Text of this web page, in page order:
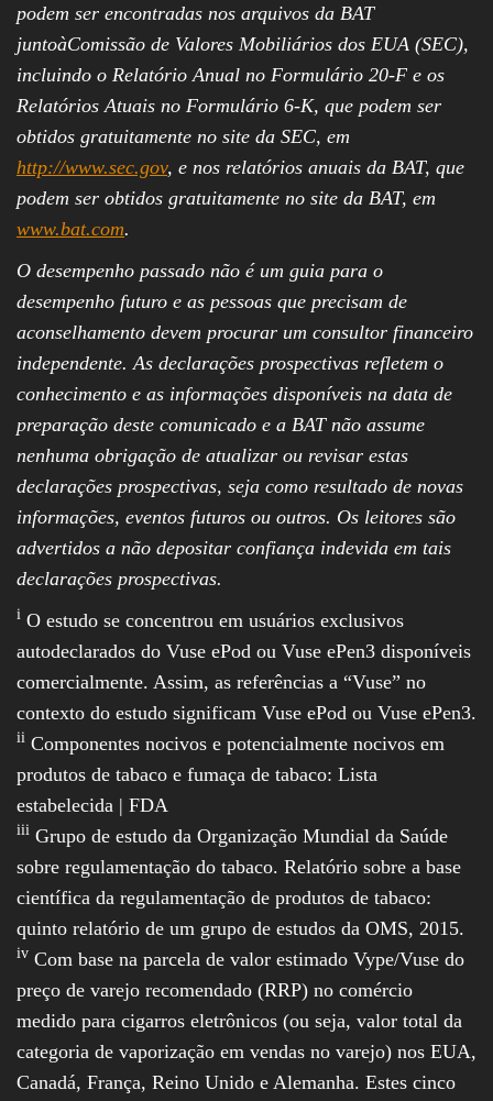
podem ser encontradas nos arquivos da BAT
juntoàComissão de Valores Mobiliários dos EUA (SEC),
incluindo o Relatório Anual no Formulário 20-F e os
Relatórios Atuais no Formulário 6-K, que podem ser
obtidos gratuitamente no site da SEC, em
http://www.sec.gov, e nos relatórios anuais da BAT, que
podem ser obtidos gratuitamente no site da BAT, em
www.bat.com.
O desempenho passado não é um guia para o
desempenho futuro e as pessoas que precisam de
aconselhamento devem procurar um consultor financeiro
independente. As declarações prospectivas refletem o
conhecimento e as informações disponíveis na data de
preparação deste comunicado e a BAT não assume
nenhuma obrigação de atualizar ou revisar estas
declarações prospectivas, seja como resultado de novas
informações, eventos futuros ou outros. Os leitores são
advertidos a não depositar confiança indevida em tais
declarações prospectivas.
i O estudo se concentrou em usuários exclusivos
autodeclarados do Vuse ePod ou Vuse ePen3 disponíveis
comercialmente. Assim, as referências a “Vuse” no
contexto do estudo significam Vuse ePod ou Vuse ePen3.
ii Componentes nocivos e potencialmente nocivos em
produtos de tabaco e fumaça de tabaco: Lista
estabelecida | FDA
iii Grupo de estudo da Organização Mundial da Saúde
sobre regulamentação do tabaco. Relatório sobre a base
científica da regulamentação de produtos de tabaco:
quinto relatório de um grupo de estudos da OMS, 2015.
iv Com base na parcela de valor estimado Vype/Vuse do
preço de varejo recomendado (RRP) no comércio
medido para cigarros eletrônicos (ou seja, valor total da
categoria de vaporização em vendas no varejo) nos EUA,
Canadá, França, Reino Unido e Alemanha. Estes cinco